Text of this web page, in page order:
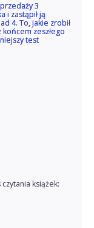
3
i zastąpił ją
4. To, jakie zrobił
zeszłego
test
książek: